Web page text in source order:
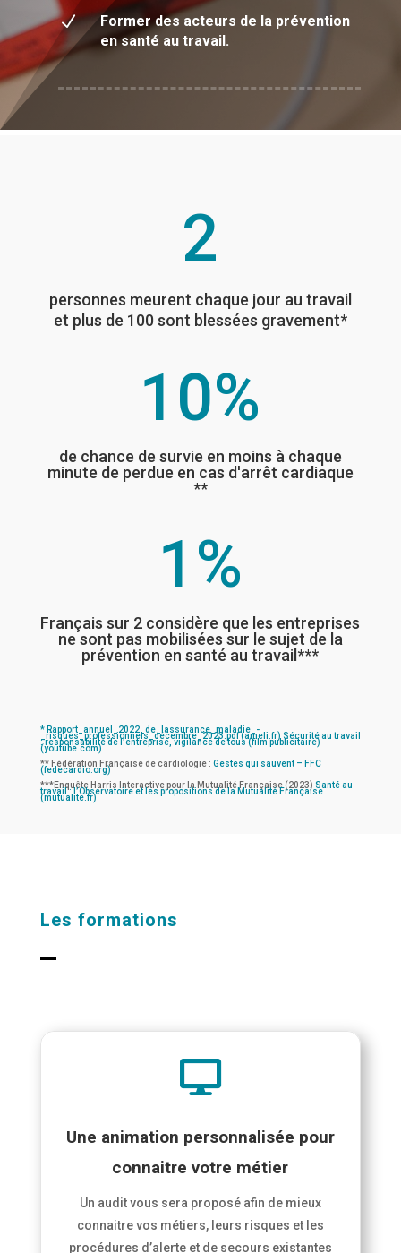
N
Former des acteurs de la prévention
en santé au travail.
2
personnes meurent chaque jour au travail
et plus de 100 sont blessées gravement*
10%
de chance de survie en moins à chaque
minute de perdue en cas d'arrêt cardiaque
**
1 %
Français sur 2 considère que les entreprises
ne sont pas mobilisées sur le sujet de la
prévention en santé au travail***
* Rapport_annuel_2022_de_lassurance_maladie_-
_risques_professionnels_décembre_2023.pdf (ameli.fr) Sécurité au travail
: responsabilité de l’entreprise, vigilance de tous (film publicitaire)
(youtube.com)
** Fédération Française de cardiologie : Gestes qui sauvent – FFC
(fedecardio.org)
***Enquête Harris Interactive pour la Mutualité Française (2023) Santé au
travail : l’Observatoire et les propositions de la Mutualité Française
(mutualite.fr)
Les formations

Une animation personnalisée pour
connaitre votre métier
Un audit vous sera proposé afin de mieux
connaitre vos métiers, leurs risques et les
procédures d’alerte et de secours existantes